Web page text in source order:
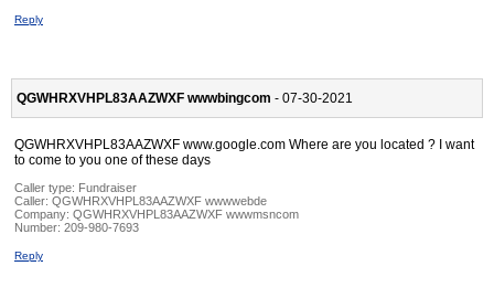
Reply
QGWHRXVHPL83AAZWXF wwwbingcom - 07-30-2021
QGWHRXVHPL83AAZWXF www.google.com Where are you located ? I want
to come to you one of these days
Caller type: Fundraiser
Caller: QGWHRXVHPL83AAZWXF wwwwebde
Company: QGWHRXVHPL83AAZWXF wwwmsncom
Number: 209-980-7693
Reply